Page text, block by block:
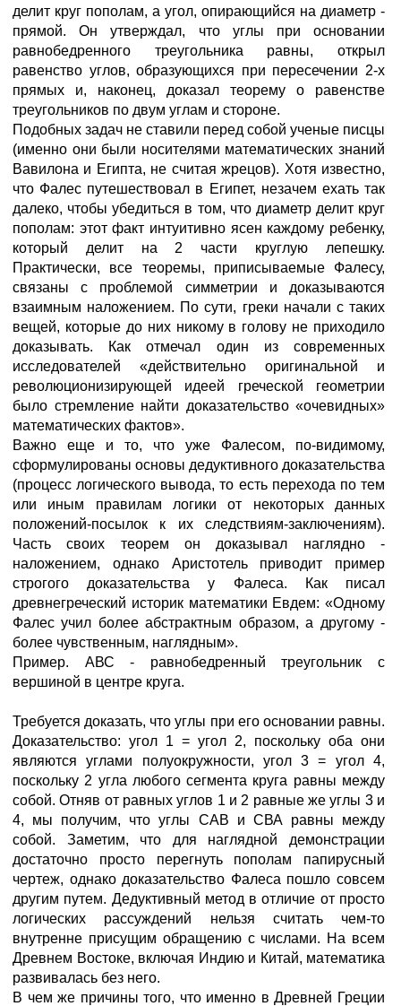
делит круг пополам, а угол, опирающийся на диаметр -
прямой. Он утверждал, что углы при основании
равнобедренного треугольника равны, открыл
равенство углов, образующихся при пересечении 2-х
прямых и, наконец, доказал теорему о равенстве
треугольников по двум углам и стороне.
Подобных задач не ставили перед собой ученые писцы
(именно они были носителями математических знаний
Вавилона и Египта, не считая жрецов). Хотя известно,
что Фалес путешествовал в Египет, незачем ехать так
далеко, чтобы убедиться в том, что диаметр делит круг
пополам: этот факт интуитивно ясен каждому ребенку,
который делит на 2 части круглую лепешку.
Практически, все теоремы, приписываемые Фалесу,
связаны с проблемой симметрии и доказываются
взаимным наложением. По сути, греки начали с таких
вещей, которые до них никому в голову не приходило
доказывать. Как отмечал один из современных
исследователей «действительно оригинальной и
революционизирующей идеей греческой геометрии
было стремление найти доказательство «очевидных»
математических фактов».
Важно еще и то, что уже Фалесом, по-видимому,
сформулированы основы дедуктивного доказательства
(процесс логического вывода, то есть перехода по тем
или иным правилам логики от некоторых данных
положений-посылок к их следствиям-заключениям).
Часть своих теорем он доказывал наглядно -
наложением, однако Аристотель приводит пример
строгого доказательства у Фалеса. Как писал
древнегреческий историк математики Евдем: «Одному
Фалес учил более абстрактным образом, а другому -
более чувственным, наглядным».
Пример. АВС - равнобедренный треугольник с
вершиной в центре круга.
Требуется доказать, что углы при его основании равны.
Доказательство: угол 1 = угол 2, поскольку оба они
являются углами полуокружности, угол 3 = угол 4,
поскольку 2 угла любого сегмента круга равны между
собой. Отняв от равных углов 1 и 2 равные же углы 3 и
4, мы получим, что углы САВ и СВА равны между
собой. Заметим, что для наглядной демонстрации
достаточно просто перегнуть пополам папирусный
чертеж, однако доказательство Фалеса пошло совсем
другим путем. Дедуктивный метод в отличие от просто
логических рассуждений нельзя считать чем-то
внутренне присущим обращению с числами. На всем
Древнем Востоке, включая Индию и Китай, математика
развивалась без него.
В чем же причины того, что именно в Древней Греции